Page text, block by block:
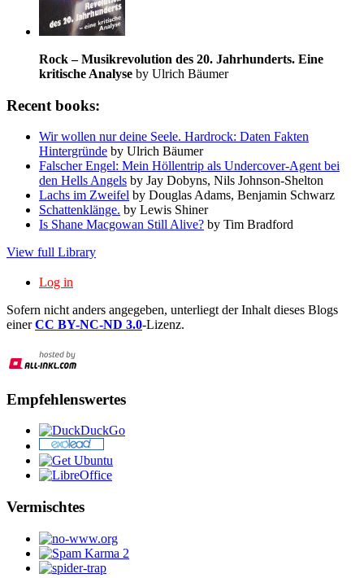
Rock – Musikrevolution des 20. Jahrhunderts. Eine
kritische Analyse by Ulrich Bäumer
Recent books:
Wir wollen nur deine Seele. Hardrock: Daten Fakten
Hintergründe by Ulrich Bäumer
Falscher Engel: Mein Höllentrip als Undercover-Agent bei
den Hells Angels by Jay Dobyns, Nils Johnson-Shelton
Lachs im Zweifel by Douglas Adams, Benjamin Schwarz
Schattenklänge. by Lewis Shiner
Is Shane Macgowan Still Alive? by Tim Bradford
View full Library
Log in
Sofern nicht anders angegeben, unterliegt der Inhalt dieses Blogs
einerCC BY-NC-ND 3.0-Lizenz.
Empfehlenswertes
Vermischtes